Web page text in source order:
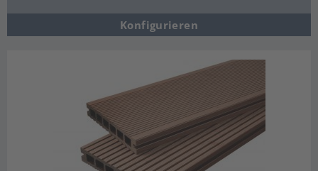
Konfigurieren